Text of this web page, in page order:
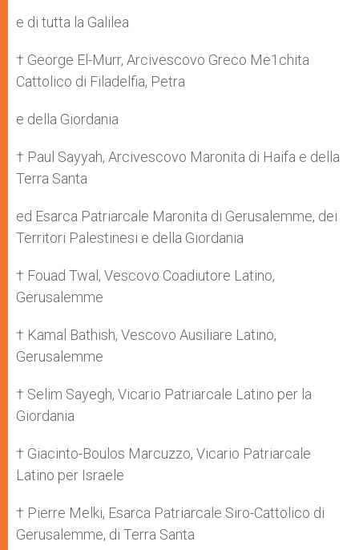
e di tutta la Galilea
† George El-Murr, Arcivescovo Greco Me1chita
Cattolico di Filadelfia, Petra
e della Giordania
† Paul Sayyah, Arcivescovo Maronita di Haifa e della
Terra Santa
ed Esarca Patriarcale Maronita di Gerusalemme, dei
Territori Palestinesi e della Giordania
† Fouad Twal, Vescovo Coadiutore Latino,
Gerusalemme
† Kamal Bathish, Vescovo Ausiliare Latino,
Gerusalemme
† Selim Sayegh, Vicario Patriarcale Latino per la
Giordania
† Giacinto-Boulos Marcuzzo, Vicario Patriarcale
Latino per Israele
† Pierre Melki, Esarca Patriarcale Siro-Cattolico di
Gerusalemme, di Terra Santa